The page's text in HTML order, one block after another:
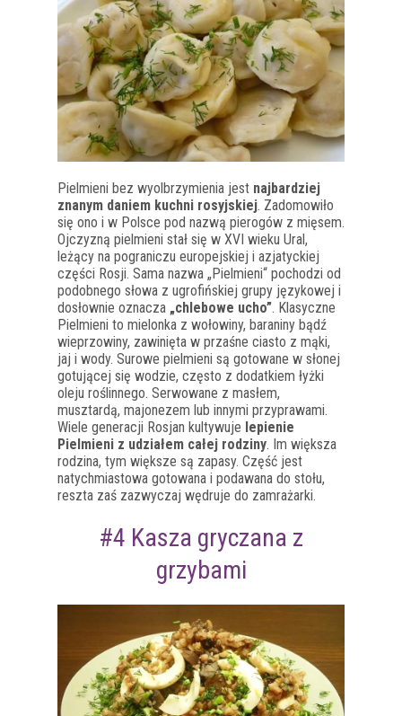
Pielmieni bez wyolbrzymienia jest najbardziej
znanym daniem kuchni rosyjskiej. Zadomowiło
się ono i w Polsce pod nazwą pierogów z mięsem.
Ojczyzną pielmieni stał się w XVI wieku Ural,
leżący na pograniczu europejskiej i azjatyckiej
części Rosji. Sama nazwa „Pielmieni“ pochodzi od
podobnego słowa z ugrofińskiej grupy językowej i
dosłownie oznacza „chlebowe ucho”. Klasyczne
Pielmieni to mielonka z wołowiny, baraniny bądź
wieprzowiny, zawinięta w przaśne ciasto z mąki,
jaj i wody. Surowe pielmieni są gotowane w słonej
gotującej się wodzie, często z dodatkiem łyżki
oleju roślinnego. Serwowane z masłem,
musztardą, majonezem lub innymi przyprawami.
Wiele generacji Rosjan kultywuje lepienie
Pielmieni z udziałem całej rodziny. Im większa
rodzina, tym większe są zapasy. Część jest
natychmiastowa gotowana i podawana do stołu,
reszta zaś zazwyczaj wędruje do zamrażarki.
#4 Kasza gryczana z
grzybami